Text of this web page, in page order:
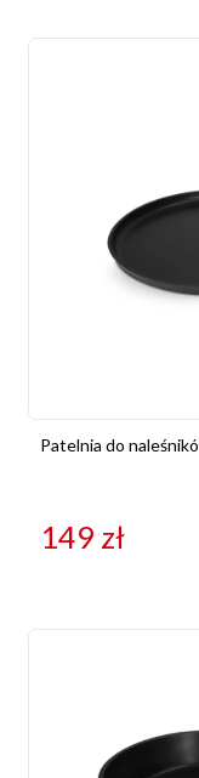
Patelnia do
149 zł